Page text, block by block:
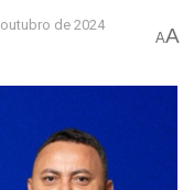
de 2024
AA